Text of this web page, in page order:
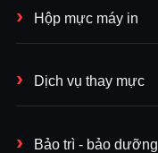
Hộp mực máy in
Dịch vụ thay mực
Bảo trì - bảo dưỡng